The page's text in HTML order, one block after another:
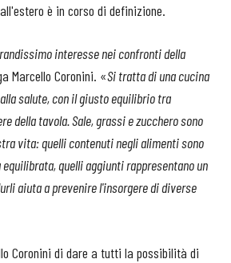
è in corso di definizione.
interesse nei confronti della
Marcello Coronini. «Si tratta di una cucina
salute, con il giusto equilibrio tra
della tavola. Sale, grassi e zucchero sono
vita: quelli contenuti negli alimenti sono
quelli aggiunti rappresentano un
aiuta a prevenire l'insorgere di diverse
Coronini di dare a tutti la possibilità di